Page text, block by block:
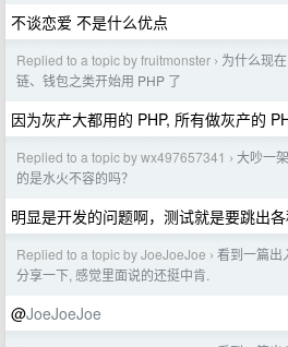
不谈恋爱 不是什么优点
Replied to a topic by fruitmonster › 为什么现
链、钱包之类开始用 PHP 了
因为灰产大都用的 PHP, 所有做灰产的
Replied to a topic by wx497657341 › 大吵一
的是水火不容的吗？
明显是开发的问题啊，测试就是要跳出
Replied to a topic by JoeJoeJoe › 看到一篇出
分享一下, 感觉里面说的还挺中肯.
@JoeJoeJoe